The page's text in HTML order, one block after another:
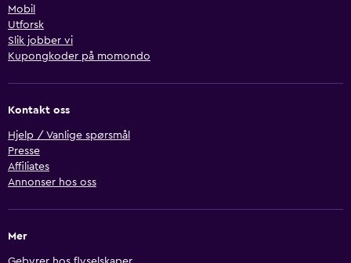
Mobil
Utforsk
Slik jobber vi
Kupongkoder på momondo
Kontakt oss
Hjelp / Vanlige spørsmål
Presse
Affiliates
Annonser hos oss
Mer